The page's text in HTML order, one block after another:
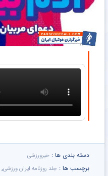
دسته بندی ها : خبرورزشی
برچسب ها : جلد روزنامه ایران ورزشی,